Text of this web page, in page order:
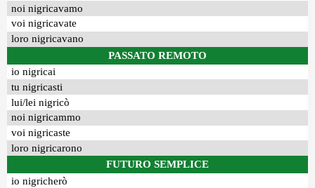
noi nigricavamo
voi nigricavate
loro nigricavano
PASSATO REMOTO
io nigricai
tu nigricasti
lui/lei nigricò
noi nigricammo
voi nigricaste
loro nigricarono
FUTURO SEMPLICE
io nigricherò